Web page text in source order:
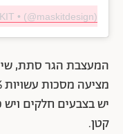
• (@maskitdesign)
המעצבת הגר סתת,
יש בצבעים חלקים ויש
קטן.